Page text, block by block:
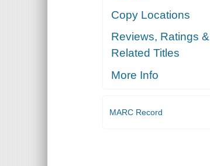
Copy Locations
Reviews, Ratings &
Related Titles
More Info
MARC Record